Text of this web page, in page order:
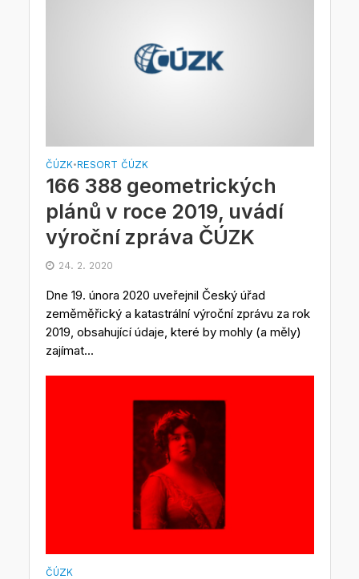
ČÚZK•RESORT ČÚZK
166 388 geometrických
plánů v roce 2019, uvádí
výroční zpráva ČÚZK
24. 2. 2020
Dne 19. února 2020 uveřejnil Český úřad
zeměměřický a katastrální výroční zprávu za rok
2019, obsahující údaje, které by mohly (a měly)
zajímat...
ČÚZK